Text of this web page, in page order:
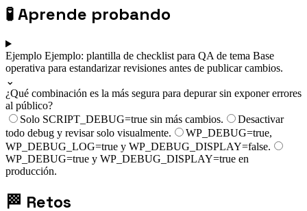
🧪Aprende probando
Ejemplo Ejemplo: plantilla de checklist para QA de tema Base
operativa para estandarizar revisiones antes de publicar cambios.
⌄
¿Qué combinación es la más segura para depurar sin exponer errores
al público?
Solo SCRIPT_DEBUG=true sin más cambios.
Desactivar
todo debug y revisar solo visualmente.
WP_DEBUG=true,
WP_DEBUG_LOG=true y WP_DEBUG_DISPLAY=false.
WP_DEBUG=true y WP_DEBUG_DISPLAY=true en
producción.
🏁 Retos